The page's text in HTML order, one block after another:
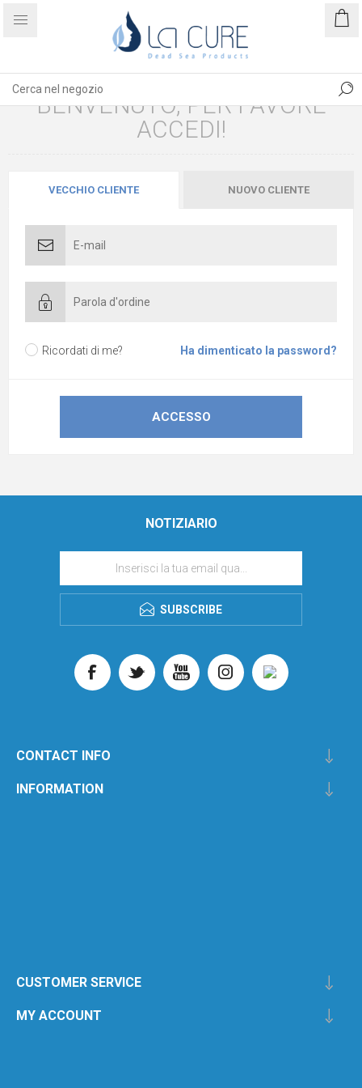
BENVENUTO, PER FAVORE
ACCEDI!
VECCHIO CLIENTE NUOVO CLIENTE
Ricordati di me? Ha dimenticato la password?
NOTIZIARIO
SUBSCRIBE
CONTACT INFO
INFORMATION
CUSTOMER SERVICE
MY ACCOUNT